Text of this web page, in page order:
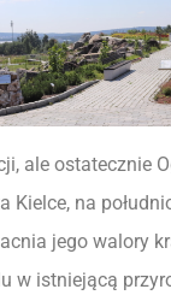
ale ostatecznie
na
jego walory
w istniejącą